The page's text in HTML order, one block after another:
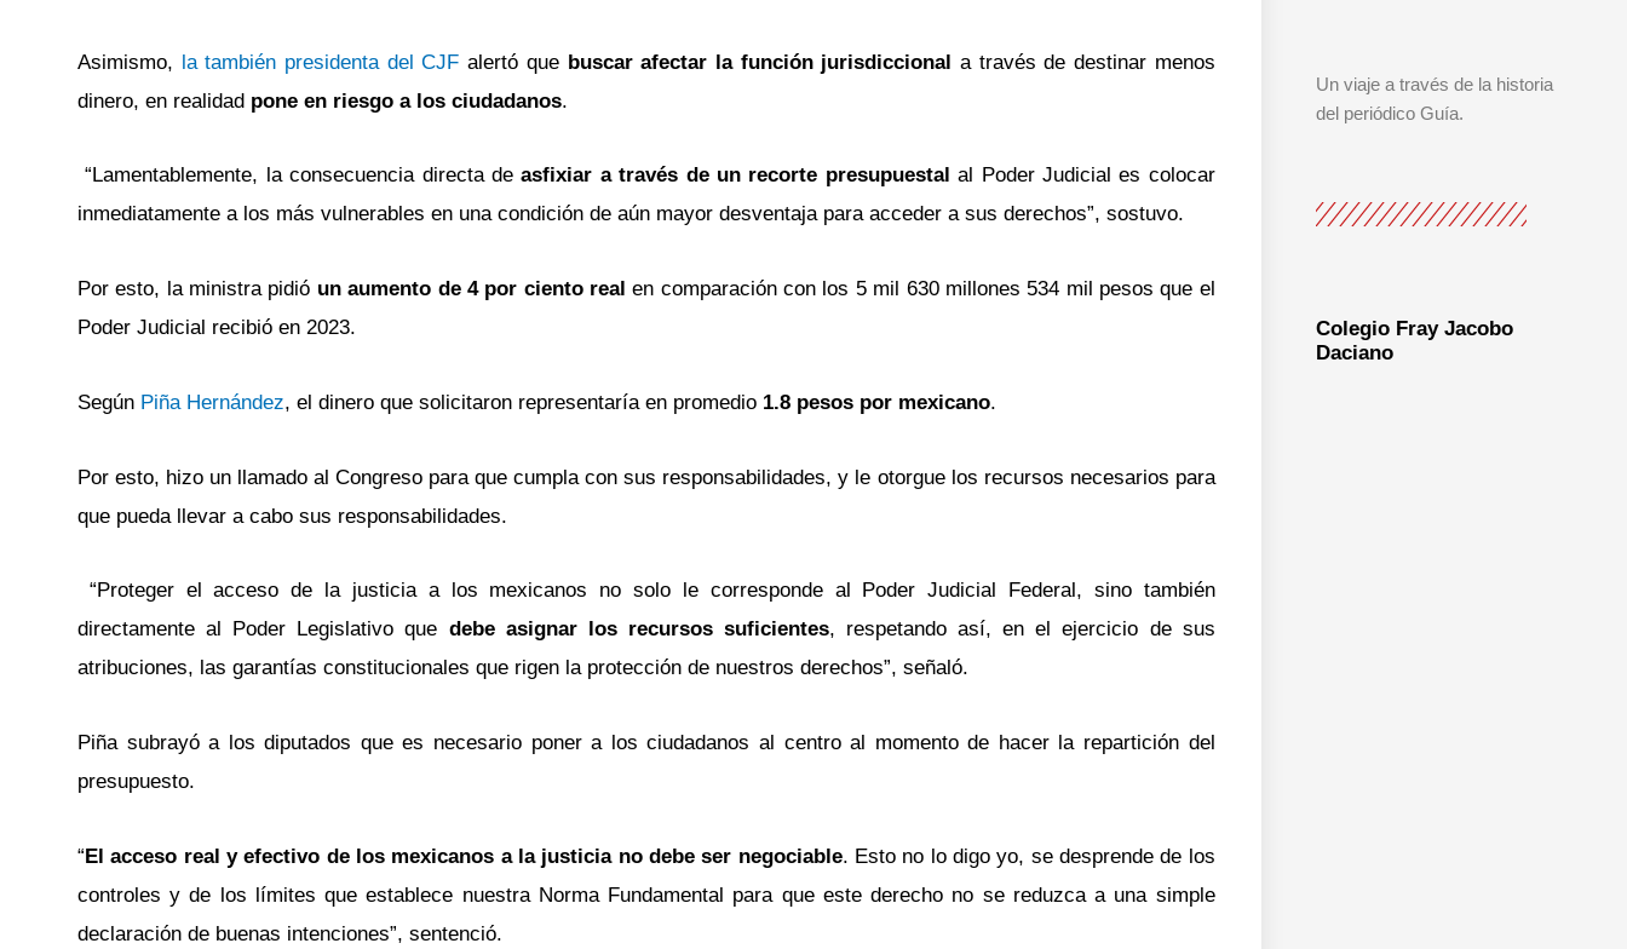
Asimismo, la también presidenta del CJF alertó que buscar afectar la función jurisdiccional a través de destinar menos
dinero, en realidad pone en riesgo a los ciudadanos.
“Lamentablemente, la consecuencia directa deasfixiar a través de un recorte presupuestal al Poder Judicial es colocar
inmediatamente a los más vulnerables en una condición de aún mayor desventaja para acceder a sus derechos”, sostuvo.
Por esto, la ministra pidió un aumento de 4 por ciento real en comparación con los 5 mil 630 millones 534 mil pesos que el
Poder Judicial recibió en 2023.
Según Piña Hernández, el dinero que solicitaron representaría en promedio 1.8 pesos por mexicano.
Por esto, hizo un llamado al Congreso para que cumpla con sus responsabilidades, y le otorgue los recursos necesarios para
que pueda llevar a cabo sus responsabilidades.
“Proteger el acceso de la justicia a los mexicanos no solo le corresponde al Poder Judicial Federal, sino también
directamente al Poder Legislativo que debe asignar los recursos suficientes, respetando así, en el ejercicio de sus
atribuciones, las garantías constitucionales que rigen la protección de nuestros derechos”, señaló.
Piña subrayó a los diputados que es necesario poner a los ciudadanos al centro al momento de hacer la repartición del
presupuesto.
“El acceso real y efectivo de los mexicanos a la justicia no debe ser negociable. Esto no lo digo yo, se desprende de los
controles y de los límites que establece nuestra Norma Fundamental para que este derecho no se reduzca a una simple
declaración de buenas intenciones”, sentenció.
Un viaje a través de la historia
del periódico Guía.
Colegio Fray Jacobo
Daciano